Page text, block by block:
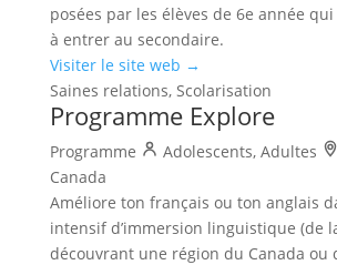
posées par les élèves de 6e année
à entrer au secondaire.
Visiter le site web →
Saines relations, Scolarisation
Programme Explore
Programme Adolescents, Adultes
Canada
Améliore ton français ou ton anglais
intensif d’immersion linguistique (de
découvrant une région du Canada ou